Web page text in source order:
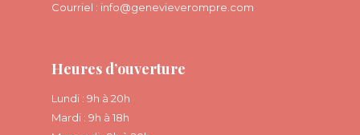
Courriel : info@genevieverompre.com
Heures d’ouverture
Lundi : 9h à 20h
Mardi : 9h à 18h